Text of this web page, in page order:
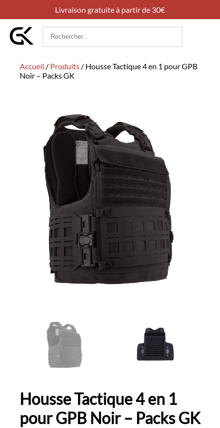
Livraison gratuite à partir de 30€
Rechercher
Accueil / Produits / Housse Tactique 4 en 1 pour GPB
Noir – Packs GK
Housse Tactique 4 en 1
pour GPB Noir – Packs GK